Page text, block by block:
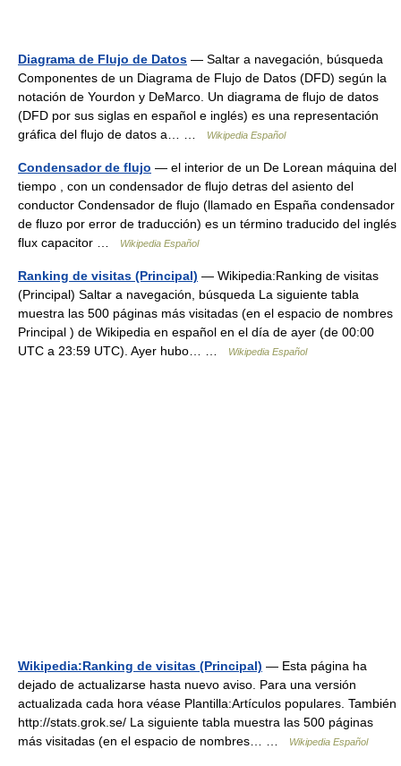
Diagrama de Flujo de Datos — Saltar a navegación, búsqueda
Componentes de un Diagrama de Flujo de Datos (DFD) según la
notación de Yourdon y DeMarco. Un diagrama de flujo de datos
(DFD por sus siglas en español e inglés) es una representación
gráfica del flujo de datos a… …
Wikipedia Español
Condensador de flujo — el interior de un De Lorean máquina del
tiempo , con un condensador de flujo detras del asiento del
conductor Condensador de flujo (llamado en España condensador
de fluzo por error de traducción) es un término traducido del inglés
flux capacitor …
Wikipedia Español
Ranking de visitas (Principal) — Wikipedia:Ranking de visitas
(Principal) Saltar a navegación, búsqueda La siguiente tabla
muestra las 500 páginas más visitadas (en el espacio de nombres
Principal ) de Wikipedia en español en el día de ayer (de 00:00
UTC a 23:59 UTC). Ayer hubo… …
Wikipedia Español
Wikipedia:Ranking de visitas (Principal) — Esta página ha
dejado de actualizarse hasta nuevo aviso. Para una versión
actualizada cada hora véase Plantilla:Artículos populares. También
http://stats.grok.se/ La siguiente tabla muestra las 500 páginas
más visitadas (en el espacio de nombres… …
Wikipedia Español